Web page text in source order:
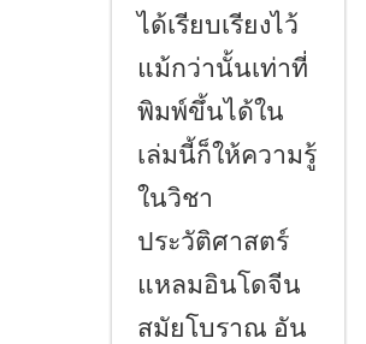
ได้เรียบเรียงไว้
แม้กว่านั้นเท่าที่
พิมพ์ขึ้นได้ใน
เล่มนี้ก็ให้ความรู้
ในวิชา
ประวัติศาสตร์
แหลมอินโดจีน
สมัยโบราณ อัน